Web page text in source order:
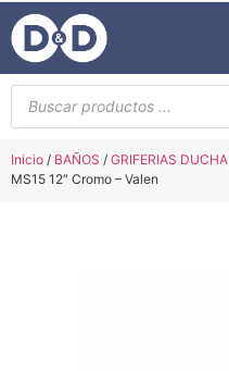
Inicio / BAÑOS / GRIFERIAS DUCHA
MS15 12″ Cromo – Valen